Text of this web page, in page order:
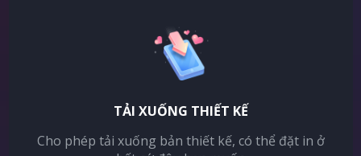
TẢI XUỐNG THIẾT KẾ
Cho phép tải xuống bản thiết kế, có thể đặt in ở